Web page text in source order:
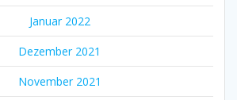
Januar 2022
Dezember 2021
November 2021